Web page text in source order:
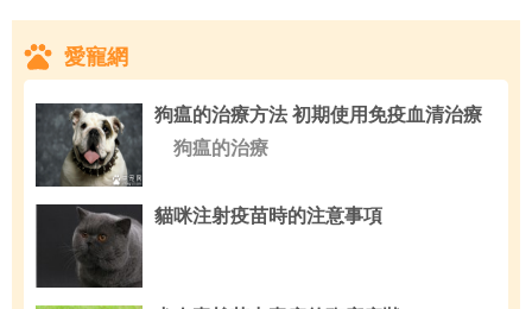
愛寵網
狗瘟的治療方法 初期使用免疫血清治療
狗瘟的治療
貓咪注射疫苗時的注意事項